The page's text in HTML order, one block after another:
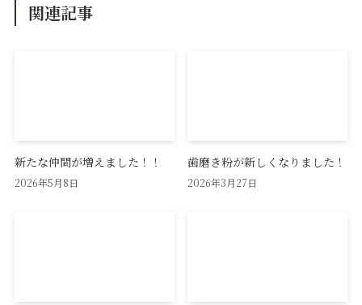
関連記事
新たな仲間が増えました！！
2026年5月8日
歯磨き粉が新しくなりました！
2026年3月27日